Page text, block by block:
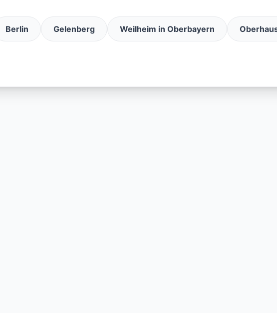
Berlin Gelenberg Weilheim in Oberbayern